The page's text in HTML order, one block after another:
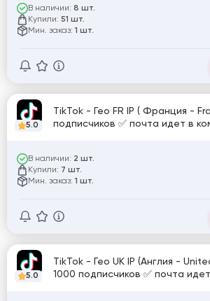
В наличии: 8 шт.
Купили: 51 шт.
Мин. заказ: 1 шт.
5.0
TikTok - Гео FR IP ( Франция -
подписчиков ✅ почта идет в
В наличии: 2 шт.
Купили: 7 шт.
Мин. заказ: 1 шт.
5.0
TikTok - Гео UK IP (Англия -
1000 подписчиков ✅ почта